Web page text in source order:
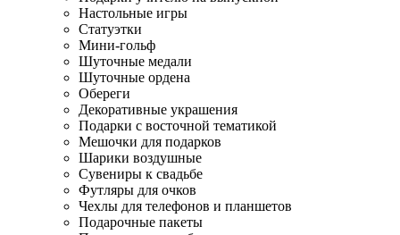
Настольные игры
Статуэтки
Мини-гольф
Шуточные медали
Шуточные ордена
Обереги
Декоративные украшения
Подарки с восточной тематикой
Мешочки для подарков
Шарики воздушные
Сувениры к свадьбе
Футляры для очков
Чехлы для телефонов и планшетов
Подарочные пакеты